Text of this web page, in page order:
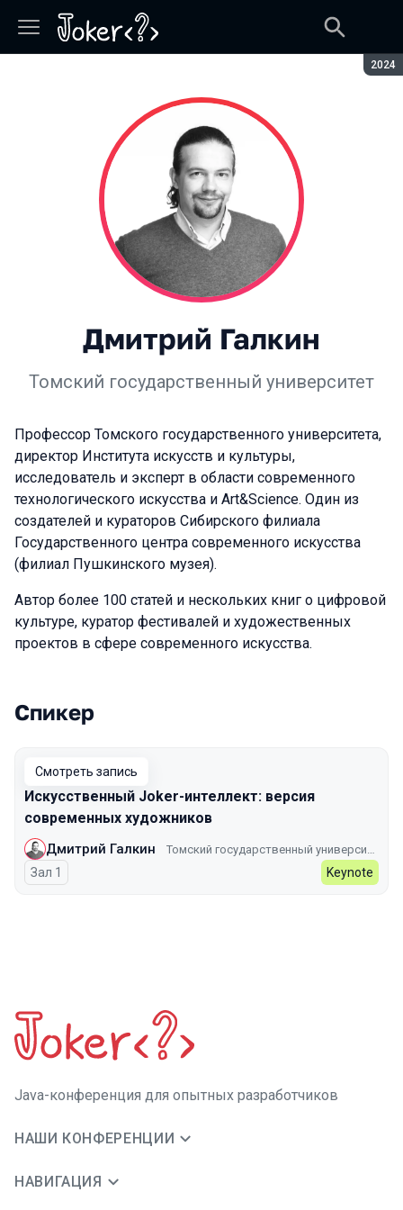
2024
Дмитрий Галкин
Томский государственный университет
Профессор Томского государственного университета,
директор Института искусств и культуры,
исследователь и эксперт в области современного
технологического искусства и Art&Science. Один из
создателей и кураторов Сибирского филиала
Государственного центра современного искусства
(филиал Пушкинского музея).
Автор более 100 статей и нескольких книг о цифровой
культуре, куратор фестивалей и художественных
проектов в сфере современного искусства.
Выступления в сезоне 2024
Спикер
Смотреть запись
Искусственный Joker-интеллект: версия
современных художников
Дмитрий Галкин
Зал 1 Keynote
Java-конференция для опытных разработчиков
НАШИ КОНФЕРЕНЦИИ
НАВИГАЦИЯ